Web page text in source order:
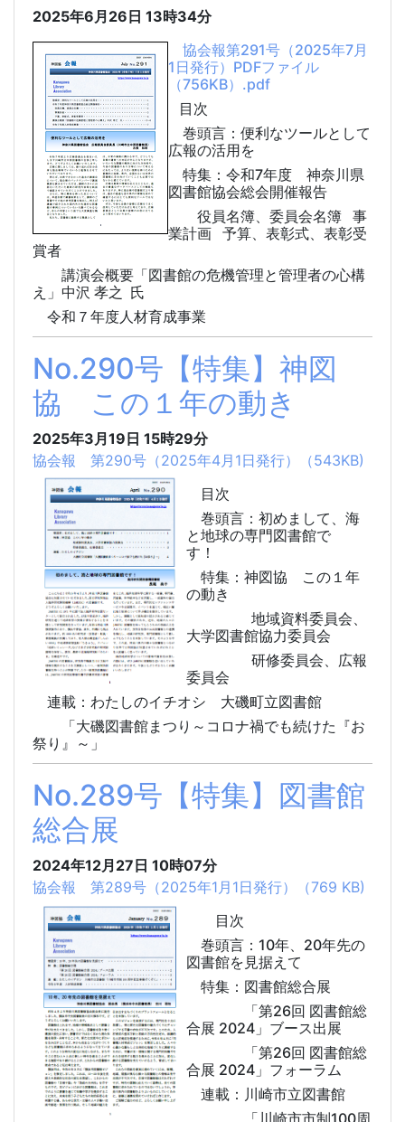
2025年6月26日 13時34分
協会報第291号（2025年7月
1日発行）PDFファイル
（756KB）.pdf
目次
巻頭言：便利なツールとして
広報の活用を
特集：令和7年度 神奈川県
図書館協会総会開催報告
役員名簿、委員会名簿 事
業計画 予算、表彰式、表彰受
賞者
講演会概要「図書館の危機管理と管理者の心構
え」中沢 孝之 氏
令和７年度人材育成事業
No.290号【特集】神図
協 この１年の動き
2025年3月19日 15時29分
協会報 第290号（2025年4月1日発行）（543KB)
目次
巻頭言：初めまして、海
と地球の専門図書館で
す！
特集：神図協 この１年
の動き
地域資料委員会、
大学図書館協力委員会
研修委員会、広報
委員会
連載：わたしのイチオシ 大磯町立図書館
「大磯図書館まつり～コロナ禍でも続けた『お
祭り』～」
No.289号【特集】図書館
総合展
2024年12月27日 10時07分
協会報 第289号（2025年1月1日発行）（769 KB)
目次
巻頭言：10年、20年先の
図書館を見据えて
特集：図書館総合展
「第26回 図書館総
合展 2024」ブース出展
「第26回 図書館総
合展 2024」フォーラム
連載：川崎市立図書館
「川崎市市制100周